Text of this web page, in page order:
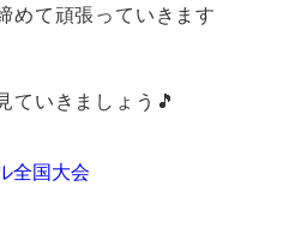
めて頑張っていきます
ていきましょう🎵
全国大会